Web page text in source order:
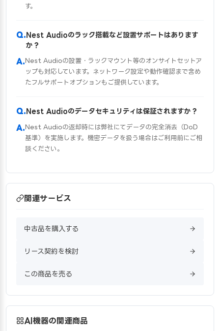
す。
Nest Audioのラック搭載など設置サポートはあります
か？
Nest Audioの設置・ラックマウント等のオンサイトセットア
ップも対応しています。ネットワーク設定や動作確認まで含め
たフルサポートオプションもご提供しています。
Nest Audioのデータセキュリティは保証されますか？
Nest Audioの返却時には弊社にてデータの完全消去（DoD
基準）を実施します。機密データを扱う場合はご利用前にご相
談ください。
関連サービス
中古品を購入する
リース契約を検討
この商品を売る
AI機器の関連商品